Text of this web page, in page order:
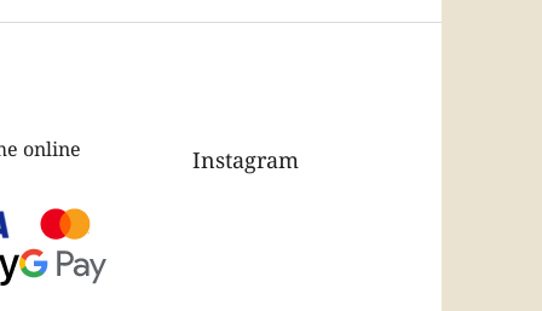
online Instagram